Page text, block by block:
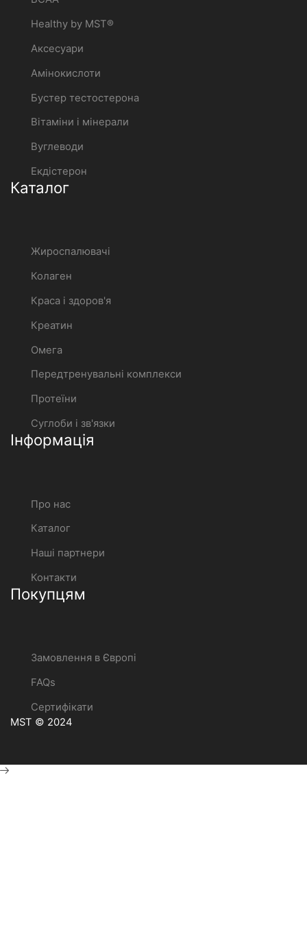
Healthy by MST®
Аксесуари
Амінокислоти
Бустер тестостерона
Вітаміни і мінерали
Вуглеводи
Екдістерон
Каталог
Жироспалювачі
Колаген
Краса і здоров'я
Креатин
Омега
Передтренувальні комплекси
Протеїни
Суглоби і зв'язки
Інформація
Про нас
Каталог
Наші партнери
Контакти
Покупцям
Замовлення в Європі
FAQs
Сертифікати
MST © 2024